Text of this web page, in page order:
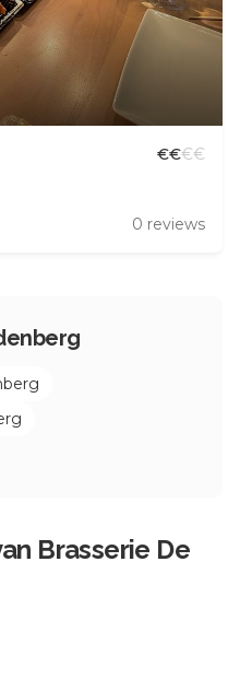
€€€€
0 reviews
Brasserie De